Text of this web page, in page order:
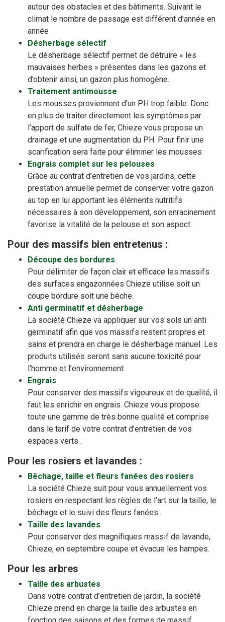
autour des obstacles et des bâtiments. Suivant le
climat le nombre de passage est différent d’année en
année
Désherbage sélectif
Le désherbage sélectif permet de détruire « les
mauvaises herbes » présentes dans les gazons et
d’obtenir ainsi, un gazon plus homogène.
Traitement antimousse
Les mousses proviennent d’un PH trop faible. Donc
en plus de traiter directement les symptômes par
l’apport de sulfate de fer, Chieze vous propose un
drainage et une augmentation du PH. Pour finir une
scarification sera faite pour éliminer les mousses
Engrais complet sur les pelouses
Grâce au contrat d’entretien de vos jardins, cette
prestation annuelle permet de conserver votre gazon
au top en lui apportant les éléments nutritifs
nécessaires à son développement, son enracinement
favorise la vitalité de la pelouse et son aspect.
Pour des massifs bien entretenus :
Découpe des bordures
Pour délimiter de façon clair et efficace les massifs
des surfaces engazonnées Chieze utilise soit un
coupe bordure soit une bèche.
Anti germinatif et désherbage
La société Chieze va appliquer sur vos sols un anti
germinatif afin que vos massifs restent propres et
sains et prendra en charge le désherbage manuel. Les
produits utilisés seront sans aucune toxicité pour
l’homme et l’environnement.
Engrais
Pour conserver des massifs vigoureux et de qualité, il
faut les enrichir en engrais. Chieze vous propose
toute une gamme de très bonne qualité et comprise
dans le tarif de votre contrat d’entretien de vos
espaces verts .
Pour les rosiers et lavandes :
Bêchage, taille et fleurs fanées des rosiers
La société Chieze suit pour vous annuellement vos
rosiers en respectant les règles de l’art sur la taille, le
bêchage et le suivi des fleurs fanées.
Taille des lavandes
Pour conserver des magnifiques massif de lavande,
Chieze, en septembre coupe et évacue les hampes.
Pour les arbres
Taille des arbustes
Dans votre contrat d’entretien de jardin, la société
Chieze prend en charge la taille des arbustes en